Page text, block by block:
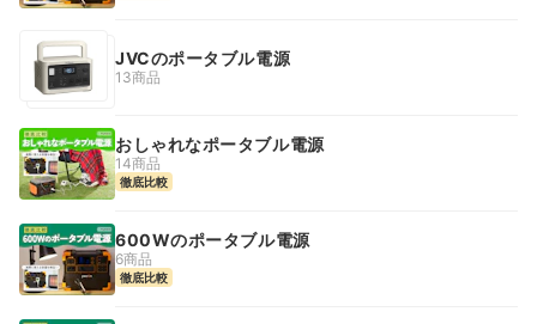
JVCのポータブル電源
13商品
おしゃれなポータブル電源
14商品
徹底比較
600Wのポータブル電源
6商品
徹底比較